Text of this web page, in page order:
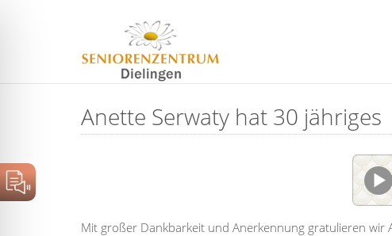
Anette Serwaty hat 30 jähriges
Mit großer Dankbarkeit und Anerkennung gratulieren